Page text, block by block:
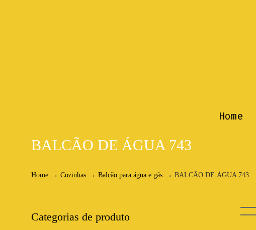
Home
BALCÃO DE ÁGUA 743
Home → Cozinhas → Balcão para água e gás → BALCÃO DE ÁGUA 743
Categorias de produto